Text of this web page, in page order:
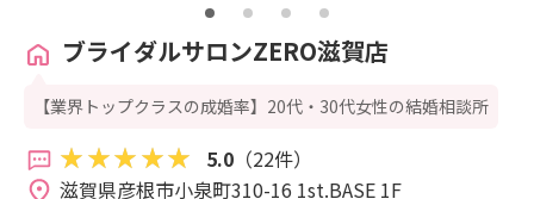
ブライダルサロンZERO滋賀店
【業界トップクラスの成婚率】20代・30代女性の結婚相談所
5.0（22件）